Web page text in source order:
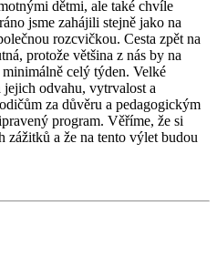
dětmi, ale také chvíle
jsme zahájili stejně jako na
rozcvičkou. Cesta zpět na
protože většina z nás by na
celý týden. Velké
jejich odvahu, vytrvalost a
za důvěru a pedagogickým
program. Věříme, že si
zážitků a že na tento výlet budou